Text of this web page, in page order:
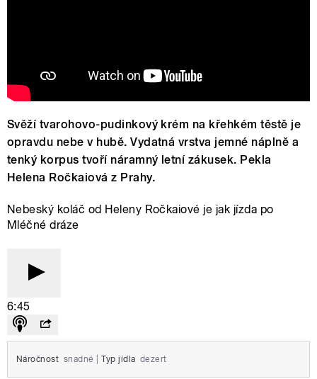
Svěží tvarohovo-pudinkový krém na křehkém těstě je
opravdu nebe v hubě. Vydatná vrstva jemné náplně a
tenký korpus tvoří náramný letní zákusek. Pekla
Helena Ročkaiová z Prahy.
Nebeský koláč od Heleny Ročkaiové je jak jízda po
Mléčné dráze
6:45
Náročnost snadné Typ jídla dezert